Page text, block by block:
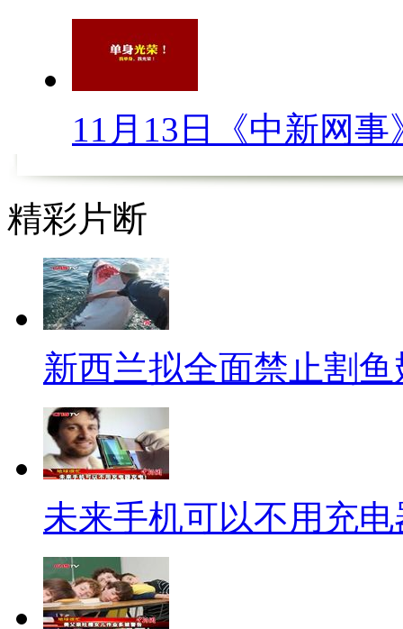
不那么值钱了。回想2009年隐
美名的偶像天王也面临着巨大
声的男星们，日子会更加不好
不幸被认为是“渣男”的男星们。
【解说】
最近，章子怡和汪峰的恋情
汪峰的勇气，也有小伙伴吐槽
男”——劈腿专业户啊！汪峰曾
川主持人齐丹，两人结婚不到
汪峰之所以与齐丹离婚，是因
手。2011年，人到40岁的汪峰
年龄差距也在十几岁以上。
网友发表长微博，控诉汪峰劈
婚，引发网友热议，难怪有人
想上头条。
11月13日《中新网事
精彩片断
新西兰拟全面禁止割鱼
未来手机可以不用充